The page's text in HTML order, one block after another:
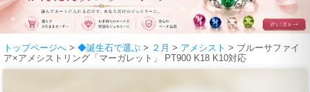
トップページへ > ◆誕生石で選ぶ > ２月 > アメシスト > ブルーサファイ
ア×アメシストリング「マーガレット」 PT900 K18 K10対応